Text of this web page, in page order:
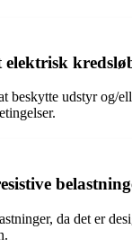
udstyr og/
da det er